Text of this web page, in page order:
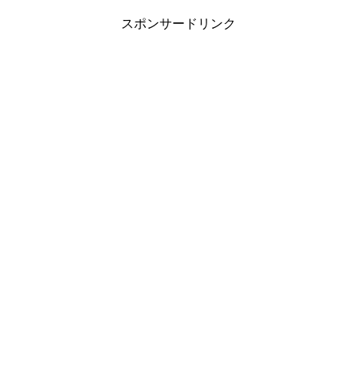
スポンサードリンク